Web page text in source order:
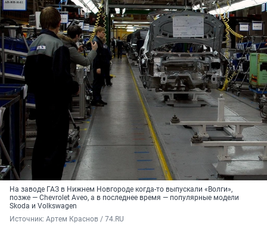
На заводе ГАЗ в Нижнем Новгороде когда-то выпускали «Волги»,
позже — Chevrolet Aveo, а в последнее время — популярные модели
Skoda и Volkswagen
Источник: Артем Краснов / 74.RU